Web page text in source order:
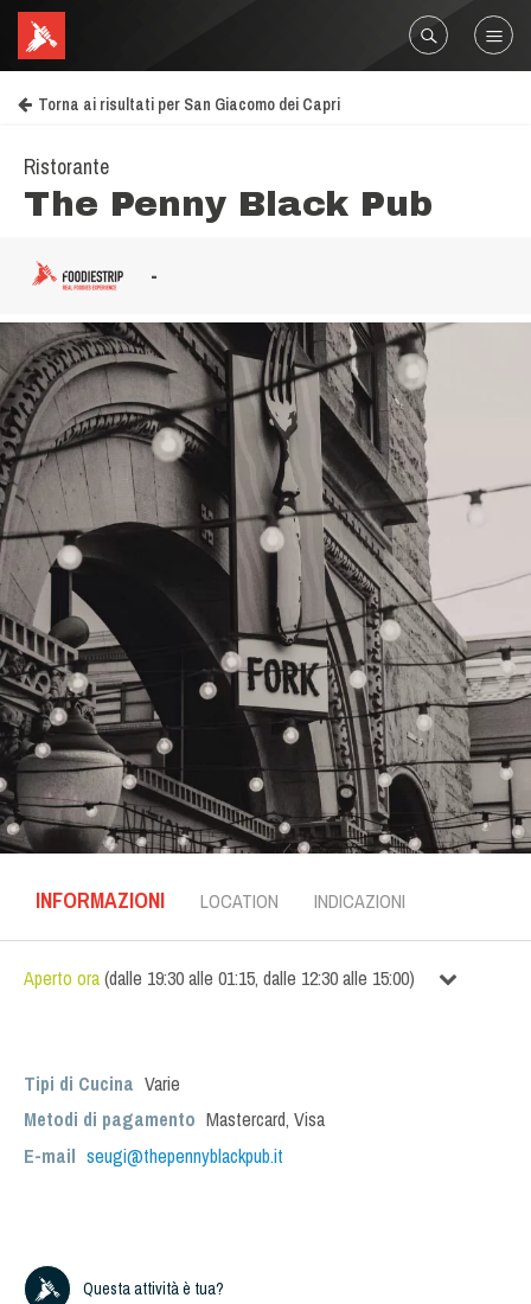
Torna ai risultati per San Giacomo dei Capri
Ristorante
The Penny Black Pub
-
INFORMAZIONI LOCATION INDICAZIONI
Aperto ora(dalle 19:30alle 01:15, dalle 12:30alle 15:00)
Tipi di Cucina Varie
Metodi di pagamento Mastercard, Visa
E-mail seugi@thepennyblackpub.it
Questa attività è tua?